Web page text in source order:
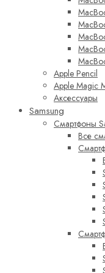
Apple Pencil
Apple Magic
Аксессуары
Samsung
Смартфоны
Все